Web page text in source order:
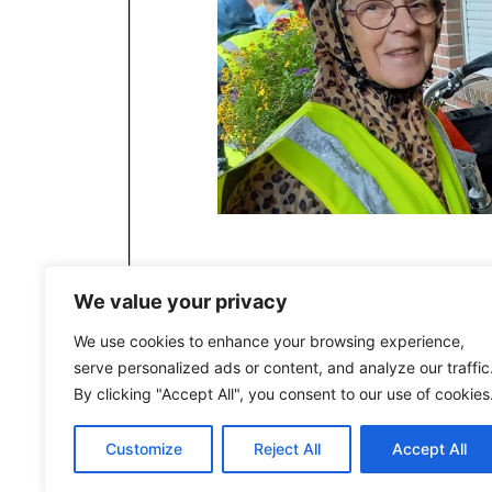
We value your privacy
We use cookies to enhance your browsing experience,
serve personalized ads or content, and analyze our
By clicking "Accept All", you consent to our use of
Customize Reject All Accept All